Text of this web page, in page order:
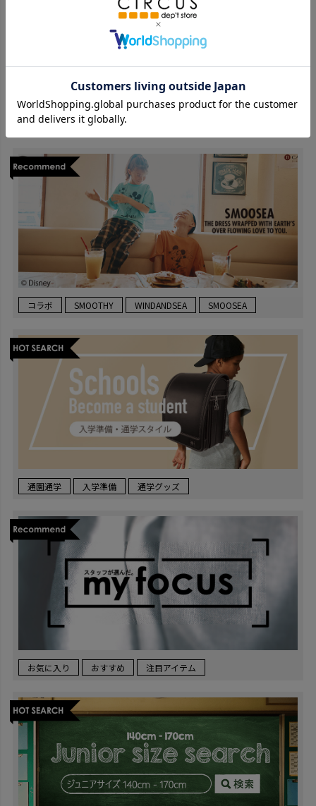
スイムグッズ プールバック
コラボ SMOOTHY WINDANDSEA SMOOSEA
通園通学 入学準備 通学グッズ
お気に入り おすすめ 注目アイテム